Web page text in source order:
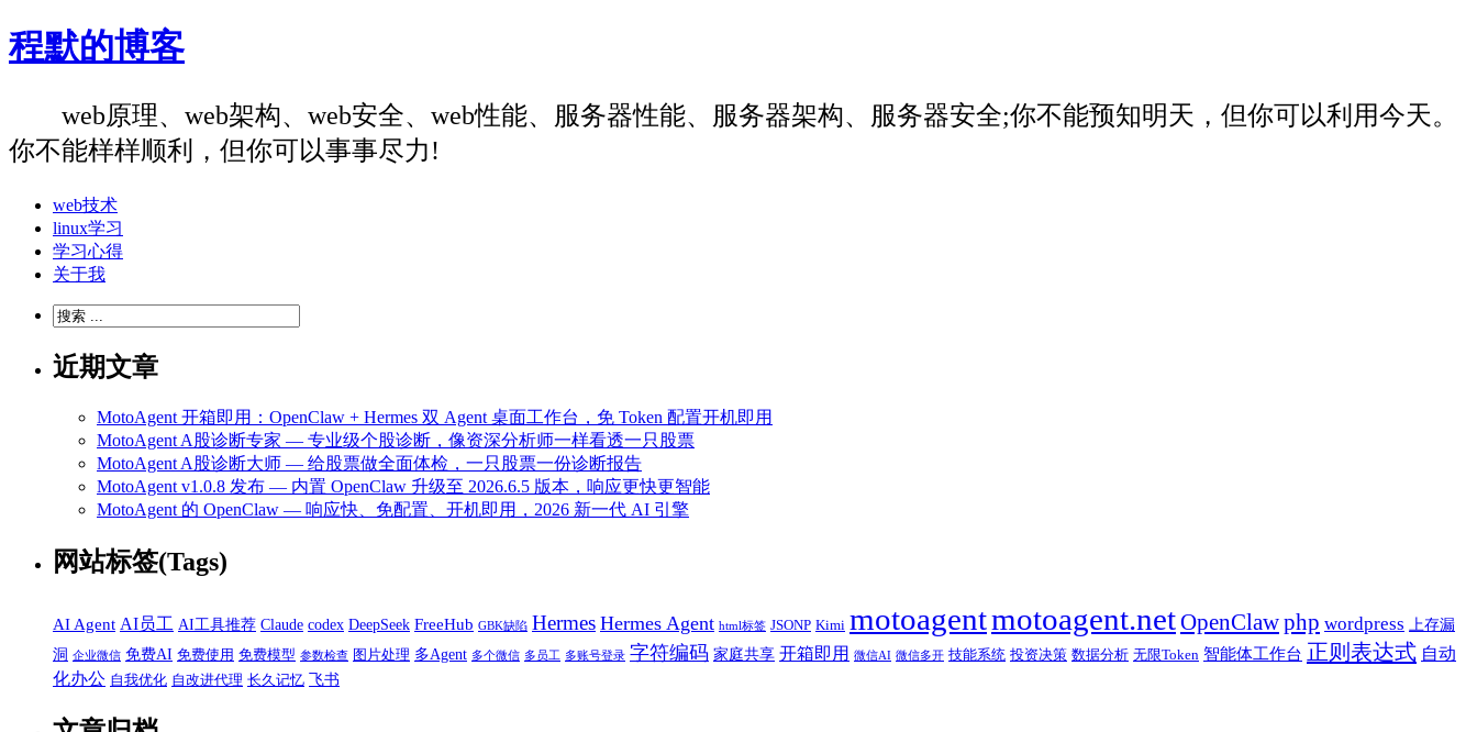
程默的博客
web原理、web架构、web安全、web性能、服务器性能、服务器架构、服务器安全;你不能预知明天，但你可以利用今天。
你不能样样顺利，但你可以事事尽力!
web技术
linux学习
学习心得
关于我
近期文章
MotoAgent 开箱即用：OpenClaw + Hermes 双 Agent 桌面工作台，免 Token 配置开机即用
MotoAgent A股诊断专家 — 专业级个股诊断，像资深分析师一样看透一只股票
MotoAgent A股诊断大师 — 给股票做全面体检，一只股票一份诊断报告
MotoAgent v1.0.8 发布 — 内置 OpenClaw 升级至 2026.6.5 版本，响应更快更智能
MotoAgent 的 OpenClaw — 响应快、免配置、开机即用，2026 新一代 AI 引擎
网站标签(Tags)
AI Agent AI员工 AI工具推荐 Claude codex DeepSeek FreeHub GBK缺陷 Hermes Hermes Agent html标签 JSONP Kimi motoagentmotoagent.netOpenClawphp wordpress
上存漏
洞 企业微信 免费AI 免费使用 免费模型 参数检查 图片处理 多Agent 多个微信 多员工 多账号登录 字符编码 家庭共享 开箱即用 微信AI 微信多开 技能系统 投资决策 数据分析 无限Token 智能体工作台 正则表达式 自动
化办公 自我优化 自改进代理 长久记忆 飞书